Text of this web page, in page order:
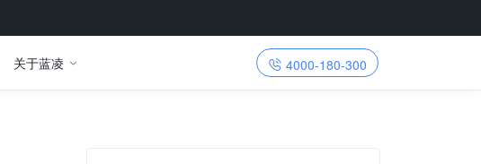
关于蓝凌 4000-180-300